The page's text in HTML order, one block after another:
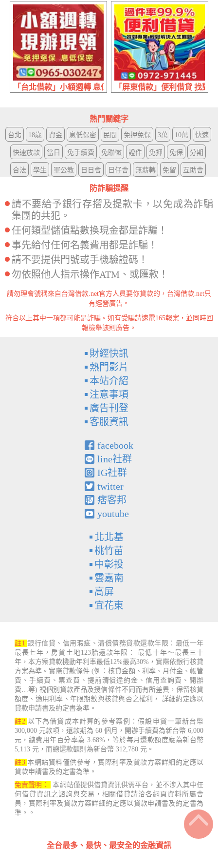
「台北借款」小額週轉 息低保密 | 現辦現領 免押免保
「屏東借款」便利借貸 找對
熱門關鍵字
台北 18歲 資金 息低保密 民間 免押免保 3萬 10萬 快速
快速放款 當日 免手續費 免聯徵 證件 免押 免保 分期
合法 學生 軍公教 日日會 日仔會 無薪轉 免留 互助會
防詐騙提醒
請不要給予銀行存摺及提款卡，以免成為詐騙
集團的共犯。
任何類型儲值點數換現金都是詐騙！
事先給付任何名義費用都是詐騙！
請不要提供門號或手機驗證碼！
勿依照他人指示操作ATM、或匯款！
請勿理會號稱來自台灣借款.net官方人員要你貸款的，台灣借款.net只
有經營廣告。
符合以上其中一項都可能是詐騙。如有受騙請速電165報案，並同時回
報檢舉該則廣告。
財經快訊
熱門影片
本站介紹
注意事項
廣告刊登
客服資訊
facebook
line社群
IG社群
twitter
痞客邦
youtube
北北基
桃竹苗
中彰投
雲嘉南
高屏
宜花東
註1 銀行信貸、信用瑕疵、清償債務貸款還款年限：最低一年
最長七年，房貸土地123胎還款年限： 最低十年～最長三十
年，本方案貸款機動年利率最低12%最高30%，實際依銀行核貸
方案為準。實際貸款條件 (例：核貸金額、利率、月付金、帳管
費、手續費、票查費、提前清償違約金、信用查詢費、開辦
費…等) 視個別貸款產品及授信條件不同而有所差異，保留核貸
額度、適用利率、年限期數與核貸與否之權利， 詳細約定應以
貸款申請書及約定書為準。
註2 以下為借貸成本計算的參考案例：假設申貸一筆新台幣
300,000 元款項，還款期為 60 個月，開辦手續費為新台幣 6,000
元，總費用年百分率為 3.68%，等於每月還款額度應為新台幣
5,113 元，而總還款額則為新台幣 312,780 元。
註3 本網站資料僅供參考，實際利率及貸款方案詳細約定應以
貸款申請書及約定書為準。
免責聲明：
本網站僅提供借貸資訊供需平台，並不涉入其中任
何借貸資訊之諮詢與交易，相關借貸請洽各網頁資料所屬會
員，實際利率及貸款方案詳細約定應以貸款申請書及約定書為
準。。
全台最多、最快、最安全的金融資訊